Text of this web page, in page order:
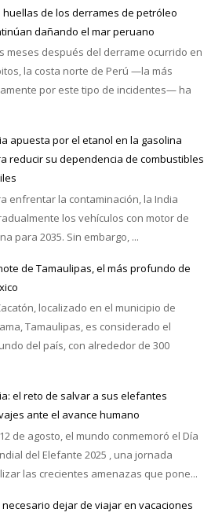
huellas de los derrames de petróleo
dañando el mar peruano
meses después del derrame ocurrido en
la costa norte de Perú —la más
por este tipo de incidentes— ha
apuesta por el etanol en la gasolina
reducir su dependencia de combustibles
enfrentar la contaminación, la India
los vehículos con motor de
para 2035. Sin embargo, ...
de Tamaulipas, el más profundo de
localizado en el municipio de
Tamaulipas, es considerado el
del país, con alrededor de 300
el reto de salvar a sus elefantes
ante el avance humano
de agosto, el mundo conmemoró el Día
del Elefante 2025 , una jornada
las crecientes amenazas que pone...
necesario dejar de viajar en vacaciones